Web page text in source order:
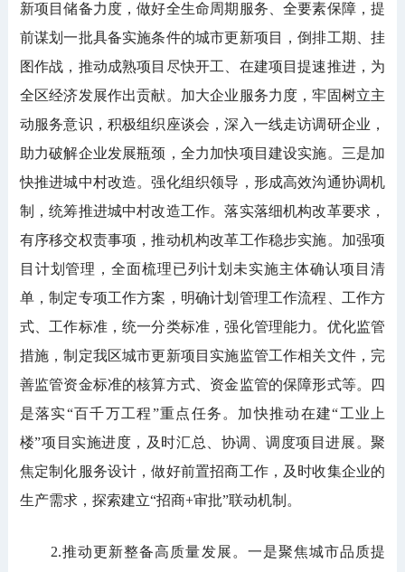
新项目储备力度，做好全生命周期服务、全要素保障，提
前谋划一批具备实施条件的城市更新项目，倒排工期、挂
图作战，推动成熟项目尽快开工、在建项目提速推进，为
全区经济发展作出贡献。加大企业服务力度，牢固树立主
动服务意识，积极组织座谈会，深入一线走访调研企业，
助力破解企业发展瓶颈，全力加快项目建设实施。三是加
快推进城中村改造。强化组织领导，形成高效沟通协调机
制，统筹推进城中村改造工作。落实落细机构改革要求，
有序移交权责事项，推动机构改革工作稳步实施。加强项
目计划管理，全面梳理已列计划未实施主体确认项目清
单，制定专项工作方案，明确计划管理工作流程、工作方
式、工作标准，统一分类标准，强化管理能力。优化监管
措施，制定我区城市更新项目实施监管工作相关文件，完
善监管资金标准的核算方式、资金监管的保障形式等。四
是落实“百千万工程”重点任务。加快推动在建“工业上
楼”项目实施进度，及时汇总、协调、调度项目进展。聚
焦定制化服务设计，做好前置招商工作，及时收集企业的
生产需求，探索建立“招商+审批”联动机制。
2.推动更新整备高质量发展。一是聚焦城市品质提